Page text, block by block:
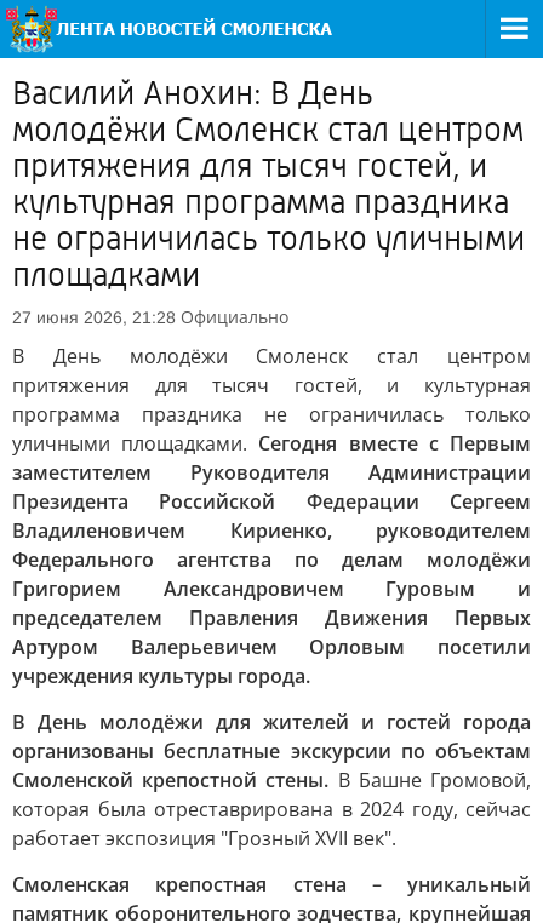
Василий Анохин: В День
молодёжи Смоленск стал центром
притяжения для тысяч гостей, и
культурная программа праздника
не ограничилась только уличными
площадками
27 июня 2026, 21:28 Официально
В День молодёжи Смоленск стал центром
притяжения для тысяч гостей, и культурная
программа праздника не ограничилась только
уличными площадками. Сегодня вместе с Первым
заместителем Руководителя Администрации
Президента Российской Федерации Сергеем
Владиленовичем Кириенко, руководителем
Федерального агентства по делам молодёжи
Григорием Александровичем Гуровым и
председателем Правления Движения Первых
Артуром Валерьевичем Орловым посетили
учреждения культуры города.
В День молодёжи для жителей и гостей города
организованы бесплатные экскурсии по объектам
Смоленской крепостной стены. В Башне Громовой,
которая была отреставрирована в 2024 году, сейчас
работает экспозиция "Грозный XVII век".
Смоленская крепостная стена – уникальный
памятник оборонительного зодчества, крупнейшая